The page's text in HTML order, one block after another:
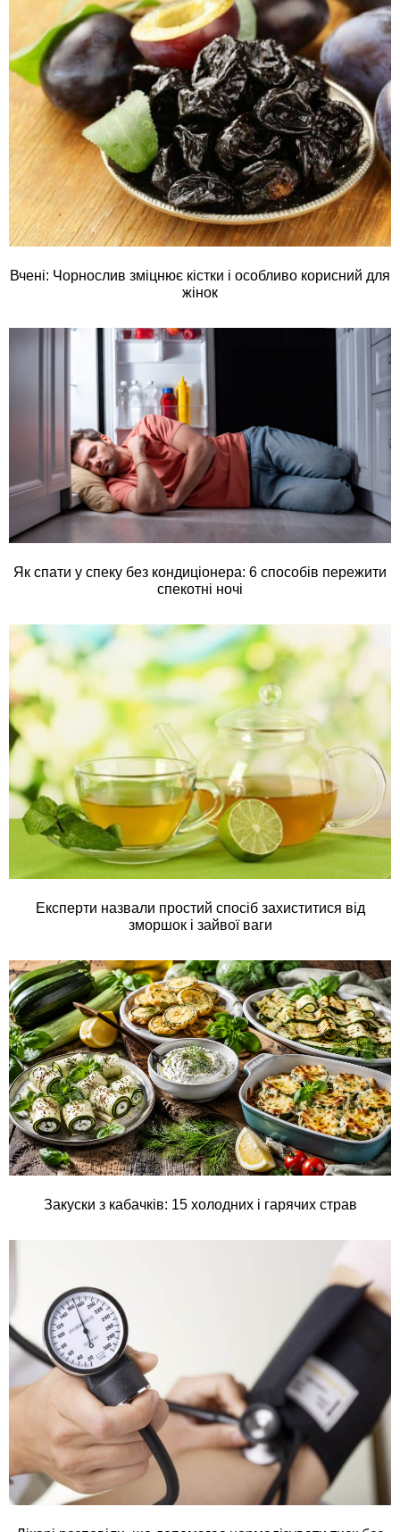
Вчені: Чорнослив зміцнює кістки і особливо корисний для
жінок
Як спати у спеку без кондиціонера: 6 способів пережити
спекотні ночі
Експерти назвали простий спосіб захиститися від
зморшок і зайвої ваги
Закуски з кабачків: 15 холодних і гарячих страв